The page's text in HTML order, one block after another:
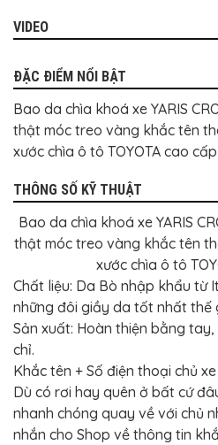
GHẾ
DA
Ô
PHỤ
KIỆN
XE
CAO
CẤP
CHƠI
XE
ĐỒ
KHÁC
VIDEO
ĐẶC ĐIỂM NỔI BẬT
Bao da chìa khoá xe YARIS
thật móc treo vàng khắc tên
xước chìa ô tô TOYOTA cao cấp
THÔNG SỐ KỸ THUẬT
Bao da chìa khoá xe YARIS
thật móc treo vàng khắc tên
xước chìa ô tô
Chất liệu: Da Bò nhập khẩu từ
những đôi giầy da tốt nhất thế
Sản xuất: Hoàn thiện bằng
chỉ.
Khắc tên + Số điện thoại chủ
Dù có rơi hay quên ở bất cứ
nhanh chóng quay về với chủ
nhắn cho Shop về thông tin